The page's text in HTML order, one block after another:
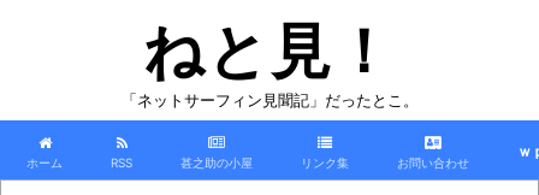
ねと見！
「ネットサーフィン見聞記」だったとこ。
ホーム RSS 甚之助の小屋 リンク集 お問い合わせ
ｗ